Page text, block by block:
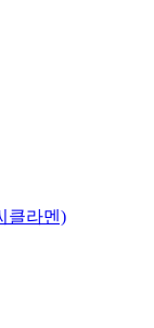
클라멘)